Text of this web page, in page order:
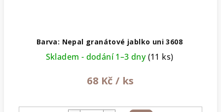
Barva: Nepal granátové jablko uni 3608
Skladem - dodání 1–3 dny(11 ks)
68 Kč / ks